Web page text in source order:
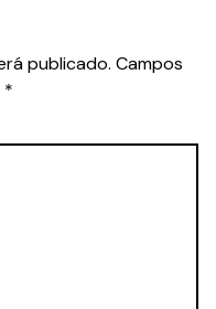
publicado. Campos
*